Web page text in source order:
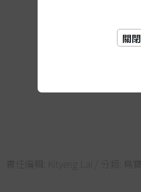
責任編輯: Kityeng Lai / 分類: 鳥
關閉